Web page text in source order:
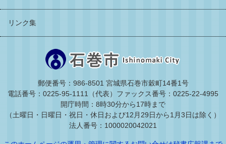
リンク集
郵便番号：986-8501 宮城県石巻市穀町14番1号
電話番号：0225-95-1111（代表） ファックス番号：0225-22-4995
開庁時間：8時30分から17時まで
（土曜日・日曜日・祝日・休日および12月29日から1月3日は除く）
法人番号：1000020042021